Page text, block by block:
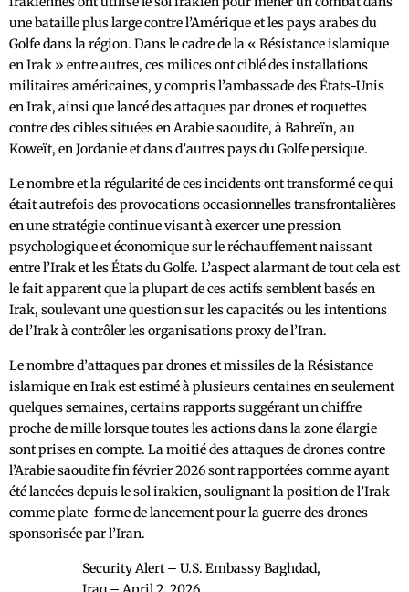
une bataille plus large contre l’Amérique et les pays arabes du
Golfe dans la région. Dans le cadre de la « Résistance islamique
en Irak » entre autres, ces milices ont ciblé des installations
militaires américaines, y compris l’ambassade des États-Unis
en Irak, ainsi que lancé des attaques par drones et roquettes
contre des cibles situées en Arabie saoudite, à Bahreïn, au
Koweït, en Jordanie et dans d’autres pays du Golfe persique.
Le nombre et la régularité de ces incidents ont transformé ce qui
était autrefois des provocations occasionnelles transfrontalières
en une stratégie continue visant à exercer une pression
psychologique et économique sur le réchauffement naissant
entre l’Irak et les États du Golfe. L’aspect alarmant de tout cela est
le fait apparent que la plupart de ces actifs semblent basés en
Irak, soulevant une question sur les capacités ou les intentions
de l’Irak à contrôler les organisations proxy de l’Iran.
Le nombre d’attaques par drones et missiles de la Résistance
islamique en Irak est estimé à plusieurs centaines en seulement
quelques semaines, certains rapports suggérant un chiffre
proche de mille lorsque toutes les actions dans la zone élargie
sont prises en compte. La moitié des attaques de drones contre
l’Arabie saoudite fin février 2026 sont rapportées comme ayant
été lancées depuis le sol irakien, soulignant la position de l’Irak
comme plate-forme de lancement pour la guerre des drones
sponsorisée par l’Iran.
Security Alert – U.S. Embassy Baghdad,